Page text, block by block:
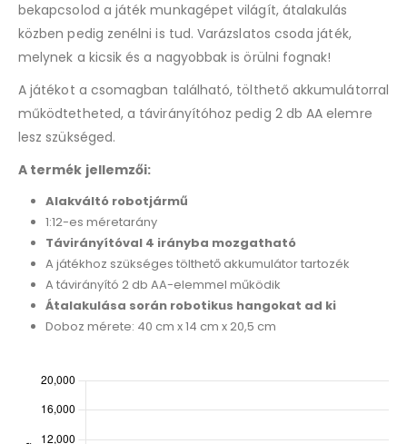
bekapcsolod a játék munkagépet világít, átalakulás
közben pedig zenélni is tud. Varázslatos csoda játék,
melynek a kicsik és a nagyobbak is örülni fognak!
A játékot a csomagban található, tölthető akkumulátorral
működtetheted, a távirányítóhoz pedig 2 db AA elemre
lesz szükséged.
A termék jellemzői:
Alakváltó robotjármű
1:12-es méretarány
Távirányítóval 4 irányba mozgatható
A játékhoz szükséges tölthető akkumulátor tartozék
A távirányító 2 db AA-elemmel működik
Átalakulása során robotikus hangokat ad ki
Doboz mérete: 40 cm x 14 cm x 20,5 cm